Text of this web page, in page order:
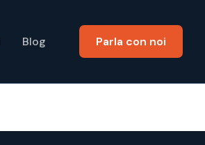
Blog Parla con noi